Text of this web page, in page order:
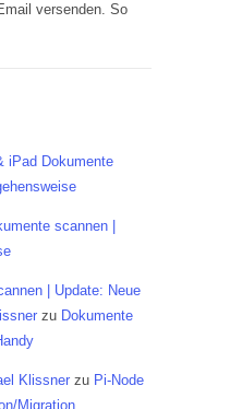
versenden. So
iPad Dokumente
scannen |
| Update: Neue
zu Dokumente
Klissner zu Pi-Node
Migration